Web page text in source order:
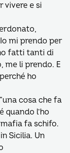
vivere e si
mi prendo per
fatti tanti di
me li prendo. E
ho
cosa che fa
quando l’ho
fa schifo.
Sicilia. Un